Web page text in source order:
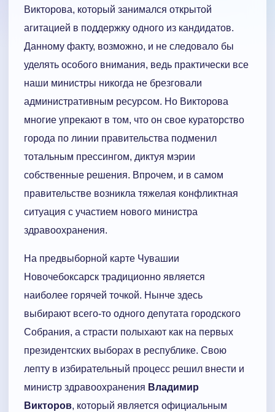
Викторова, который занимался открытой
агитацией в поддержку одного из кандидатов.
Данному факту, возможно, и не следовало бы
уделять особого внимания, ведь практически все
наши министры никогда не брезговали
административным ресурсом. Но Викторова
многие упрекают в том, что он свое кураторство
города по линии правительства подменил
тотальным прессингом, диктуя мэрии
собственные решения. Впрочем, и в самом
правительстве возникла тяжелая конфликтная
ситуация с участием нового министра
здравоохранения.
На предвыборной карте Чувашии
Новочебоксарск традиционно является
наиболее горячей точкой. Нынче здесь
выбирают всего-то одного депутата городского
Собрания, а страсти полыхают как на первых
президентских выборах в республике. Свою
лепту в избирательный процесс решил внести и
министр здравоохранения Владимир
Викторов, который является официальным